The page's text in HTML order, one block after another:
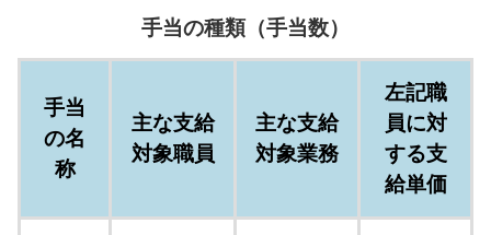
手当の種類（手当数）
手当
の名
称
主な支給
対象職員
主な支給
対象業務
左記職
員に対
する支
給単価